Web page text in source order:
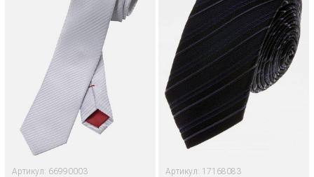
Артикул: 66990003 Артикул: 17168083